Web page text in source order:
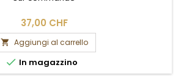
37,00 CHF
 Aggiungi al carrello
 In magazzino